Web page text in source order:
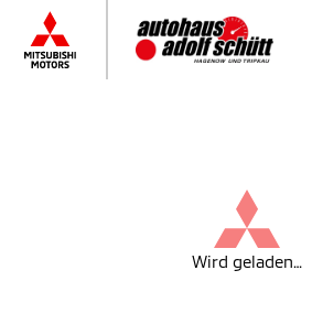
Wird geladen…